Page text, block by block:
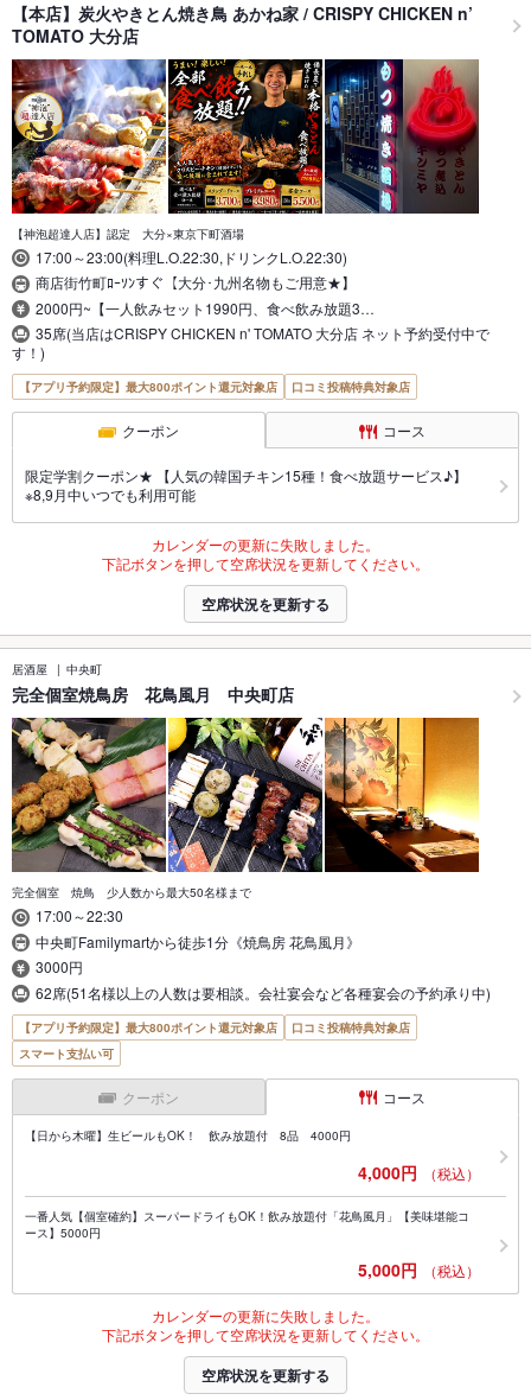
【本店】炭火やきとん焼き鳥 あかね家 / CRISPY CHICKEN n’
TOMATO 大分店
【神泡超達人店】認定 大分×東京下町酒場
17:00～23:00(料理L.O.22:30,ドリンクL.O.22:30)
商店街竹町ﾛｰｿﾝすぐ【大分･九州名物もご用意★】
2000円~【一人飲みセット1990円、食べ飲み放題3…
35席(当店はCRISPY CHICKEN n' TOMATO 大分店 ネット予約受付中で
す！)
【アプリ予約限定】最大800ポイント還元対象店 口コミ投稿特典対象店
クーポン コース
限定学割クーポン★ 【人気の韓国チキン15種！食べ放題サービス♪】
※8,9月中いつでも利用可能
カレンダーの更新に失敗しました。
下記ボタンを押して空席状況を更新してください。
空席状況を更新する
居酒屋 中央町
完全個室焼鳥房 花鳥風月 中央町店
完全個室 焼鳥 少人数から最大50名様まで
17:00～22:30
中央町Familymartから徒歩1分《焼鳥房 花鳥風月》
3000円
62席(51名様以上の人数は要相談。会社宴会など各種宴会の予約承り中)
【アプリ予約限定】最大800ポイント還元対象店
口コミ投稿特典対象店
スマート支払い可
クーポン コース
【日から木曜】生ビールもOK！ 飲み放題付 8品 4000円
4,000円 （税込）
一番人気【個室確約】スーパードライもOK！飲み放題付「花鳥風月」【美味堪能コ
ース】5000円
5,000円 （税込）
カレンダーの更新に失敗しました。
下記ボタンを押して空席状況を更新してください。
空席状況を更新する